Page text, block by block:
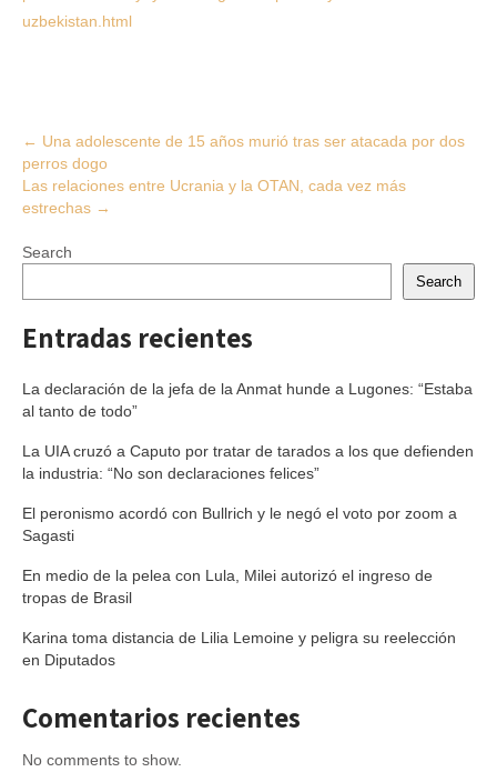
uzbekistan.html
Post
navigation
← Una adolescente de 15 años murió tras ser atacada por dos
perros dogo
Las relaciones entre Ucrania y la OTAN, cada vez más
estrechas →
Search
Search
Entradas recientes
La declaración de la jefa de la Anmat hunde a Lugones: “Estaba
al tanto de todo”
La UIA cruzó a Caputo por tratar de tarados a los que defienden
la industria: “No son declaraciones felices”
El peronismo acordó con Bullrich y le negó el voto por zoom a
Sagasti
En medio de la pelea con Lula, Milei autorizó el ingreso de
tropas de Brasil
Karina toma distancia de Lilia Lemoine y peligra su reelección
en Diputados
Comentarios recientes
No comments to show.